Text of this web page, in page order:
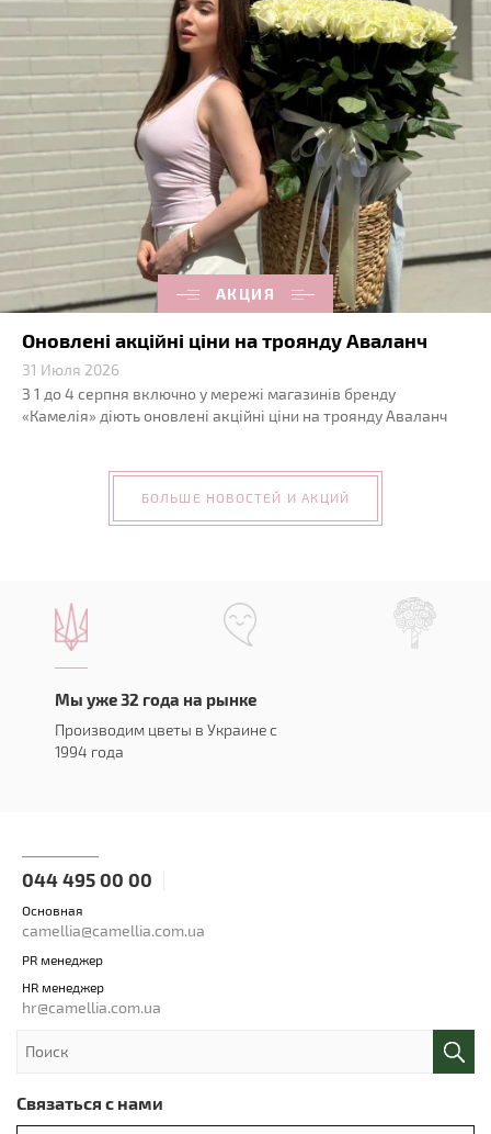
АКЦИЯ
Оновлені акційні ціни на троянду Аваланч
31 Июля 2026
З 1 до 4 серпня включно у мережі магазинів бренду
«Камелія» діють оновлені акційні ціни на троянду Аваланч
БОЛЬШЕ НОВОСТЕЙ И АКЦИЙ
Мы уже 32 года на рынке
Производим цветы в Украине с
1994 года
044 495 00 00
Основная
camellia@camellia.com.ua
PR менеджер
HR менеджер
hr@camellia.com.ua
Связаться с нами